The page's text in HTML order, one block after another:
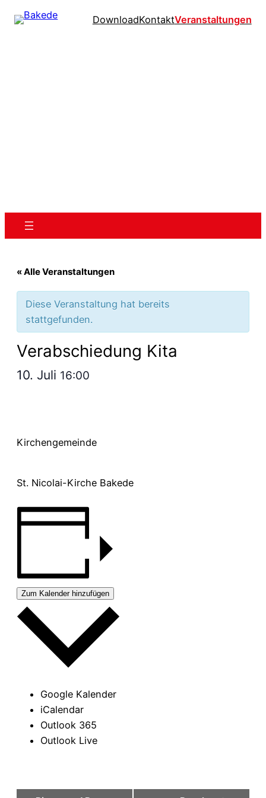
DownloadKontaktVeranstaltungen
« Alle Veranstaltungen
Diese Veranstaltung hat bereits
stattgefunden.
Verabschiedung Kita
10. Juli 16:00
Kirchengemeinde
St. Nicolai-Kirche Bakede
Zum Kalender hinzufügen
Google Kalender
iCalendar
Outlook 365
Outlook Live